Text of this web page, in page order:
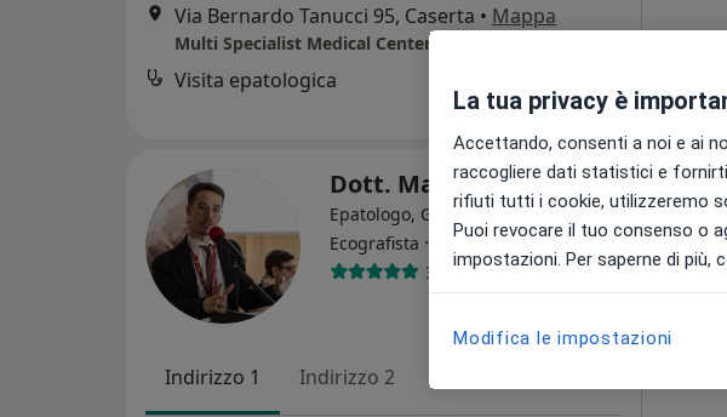
Via Bernardo Tanucci 95, Caserta • Mappa
Multi Specialist Medical Center - La Salute al Centro
Visita epatologica
Dott. Marcello Dallio
Epatologo, Gastroenterologo,
Ecografista · Altro
303 recensioni
Indirizzo 1 Indirizzo 2
La tua privacy è
Accettando, consenti a noi e ai
raccogliere dati statistici e
rifiuti tutti i cookie, utilizzeremo
Puoi revocare il tuo consenso o
impostazioni. Per saperne di più,
Modifica le impostazioni